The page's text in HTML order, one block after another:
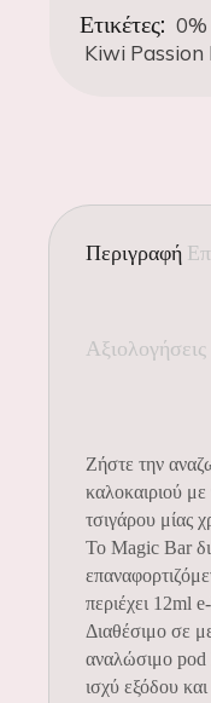
Ετικέτες:
Kiwi
Περιγραφή
Ζήστε την
καλοκαιριού
τσιγάρου μίας
Το Magic Bar
περιέχει 12ml
Διαθέσιμο σε
αναλώσιμο pod
ισχύ εξόδου